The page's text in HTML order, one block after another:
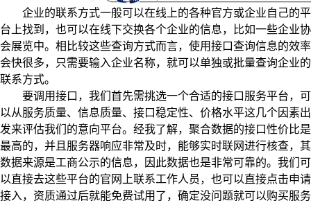
企业的联系方式一般可以在线上的各种官方或企业自己的平
台上找到，也可以在线下交换各个企业的信息，比如一些企业协
会展览中。相比较这些查询方式而言，使用接口查询信息的效率
会快很多，只需要输入企业名称，就可以单独或批量查询企业的
联系方式。
要调用接口，我们首先需挑选一个合适的接口服务平台，可
以从服务质量、信息质量、接口稳定性、价格水平这几个因素出
发来评估我们的意向平台。经我了解，聚合数据的接口性价比是
最高的，并且服务器响应非常及时，能够实时联网进行核查，其
数据来源是工商公示的信息，因此数据也是非常可靠的。我们可
以直接去这些平台的官网上联系工作人员，也可以直接点击申请
接入，资质通过后就能免费试用了，确定没问题就可以购买服务